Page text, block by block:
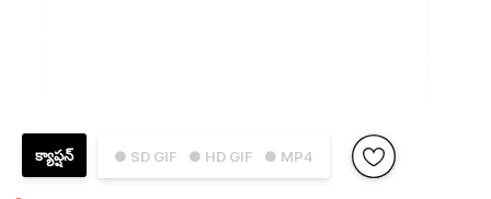
● SD GIF ● HD GIF ● MP4
క్యాప్షన్